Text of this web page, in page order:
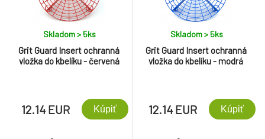
Grit Guard Insert ochranná
vložka do kbelíku - červená
Skladom > 5ks
12.14 EUR Kúpiť
Grit Guard Insert ochranná
vložka do kbelíku - modrá
Skladom > 5ks
12.14 EUR Kúpiť